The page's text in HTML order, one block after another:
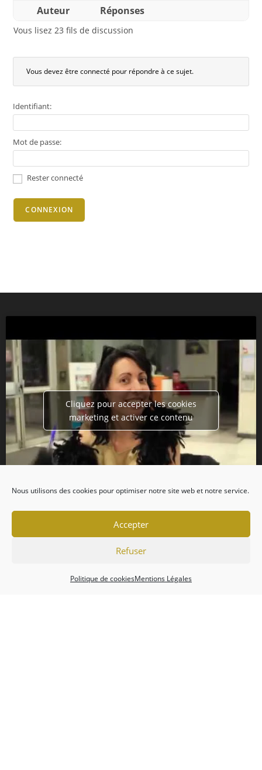
Nous utilisons des cookies pour optimiser notre site web et notre service.
Accepter
Refuser
Politique de cookiesMentions Légales
Auteur Réponses
Vous lisez 23 fils de discussion
Vous devez être connecté pour répondre à ce sujet.
Identifiant:
Mot de passe:
Rester connecté
CONNEXION
Cliquez pour accepter les cookies
marketing et activer ce contenu